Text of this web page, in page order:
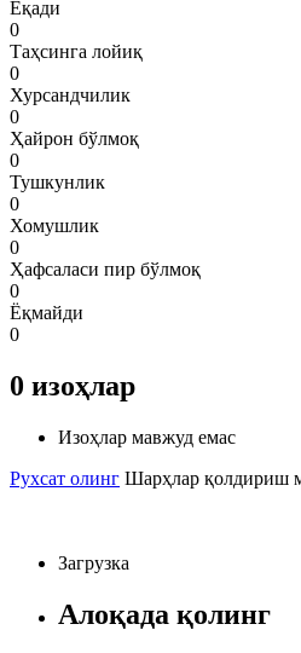
Ёқади
0
Таҳсинга лойиқ
0
Хурсандчилик
0
Ҳайрон бўлмоқ
0
Тушкунлик
0
Хомушлик
0
Ҳафсаласи пир бўлмоқ
0
Ёқмайди
0
0 изоҳлар
Изоҳлар мавжуд емас
Рухсат олинг Шарҳлар қолдириш
Загрузка
Алоқада қолинг